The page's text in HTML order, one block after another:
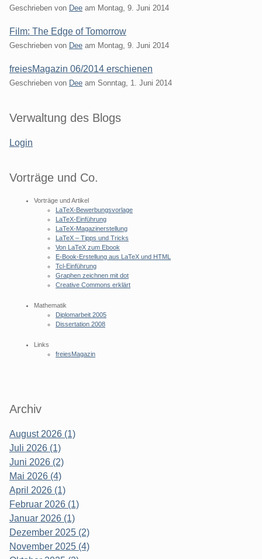
Geschrieben von Dee am Montag, 9. Juni 2014
Film: The Edge of Tomorrow
Geschrieben von Dee am Montag, 9. Juni 2014
freiesMagazin 06/2014 erschienen
Geschrieben von Dee am Sonntag, 1. Juni 2014
Seitenleiste
Verwaltung des Blogs
Login
Vorträge und Co.
Vorträge und Artikel
LaTeX-Bewerbungsvorlage
LaTeX-Einführung
LaTeX-Magazinerstellung
LaTeX – Tipps und Tricks
Von LaTeX zum Ebook
E-Book-Erstellung aus LaTeX und HTML
Tcl-Einführung
Graphen zeichnen mit dot
Creative Commons erklärt
Mathematik
Diplomarbeit 2005
Dissertation 2008
Links
freiesMagazin
Archiv
August 2026 (1)
Juli 2026 (1)
Juni 2026 (2)
Mai 2026 (4)
April 2026 (1)
Februar 2026 (1)
Januar 2026 (1)
Dezember 2025 (2)
November 2025 (4)